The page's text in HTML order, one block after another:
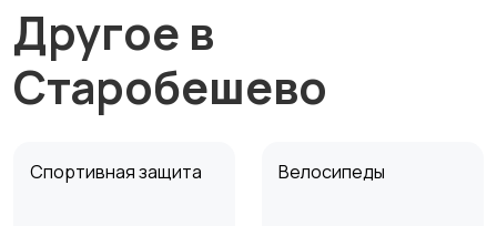
Другое в
Старобешево
Спортивная защита Велосипеды